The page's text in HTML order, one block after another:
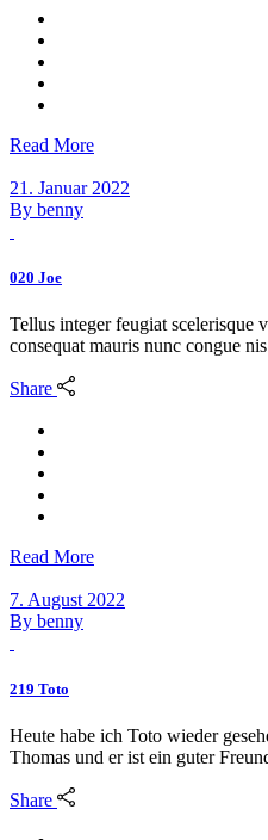
Read More
21. Januar 2022
By benny
020 Joe
Tellus integer feugiat scelerisque
consequat mauris nunc congue nis
Share
Read More
7. August 2022
By benny
219 Toto
Heute habe ich Toto wieder
Thomas und er ist ein guter
Share